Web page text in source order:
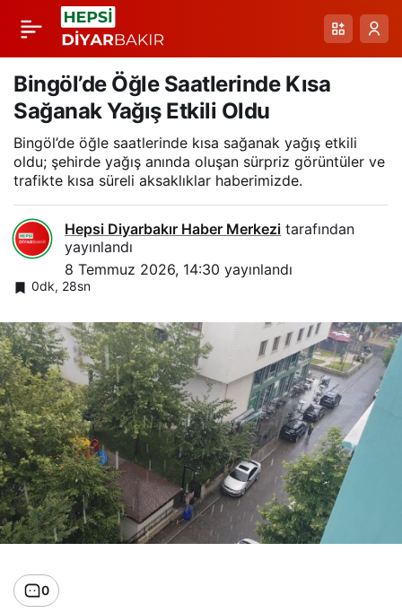
Bingöl’de Öğle Saatlerinde Kısa
Sağanak Yağış Etkili Oldu
Bingöl’de öğle saatlerinde kısa sağanak yağış etkili
oldu; şehirde yağış anında oluşan sürpriz görüntüler ve
trafikte kısa süreli aksaklıklar haberimizde.
Hepsi Diyarbakır Haber Merkezi tarafından
yayınlandı
8 Temmuz 2026, 14:30 yayınlandı
0dk, 28sn
0
Kars’ta Şiddetli
Sağanak Sonrası Yol
ve Tarım Arazileri
Sular Altında
Paylaş